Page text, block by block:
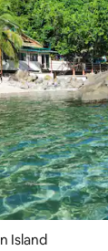
Island